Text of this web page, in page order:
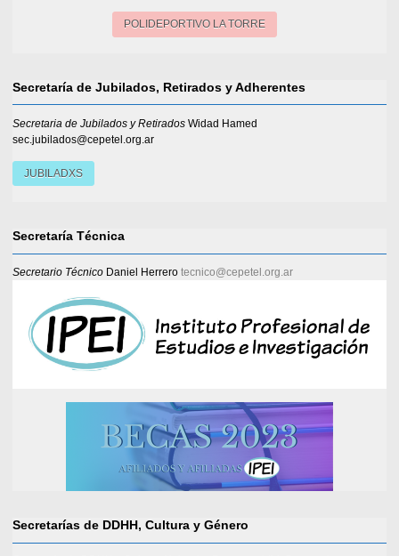
POLIDEPORTIVO LA TORRE
Secretaría de Jubilados, Retirados y Adherentes
Secretaria de Jubilados y Retirados Widad Hamed
sec.jubilados@cepetel.org.ar
JUBILADXS
Secretaría Técnica
Secretario Técnico Daniel Herrero tecnico@cepetel.org.ar
Secretarías de DDHH, Cultura y Género